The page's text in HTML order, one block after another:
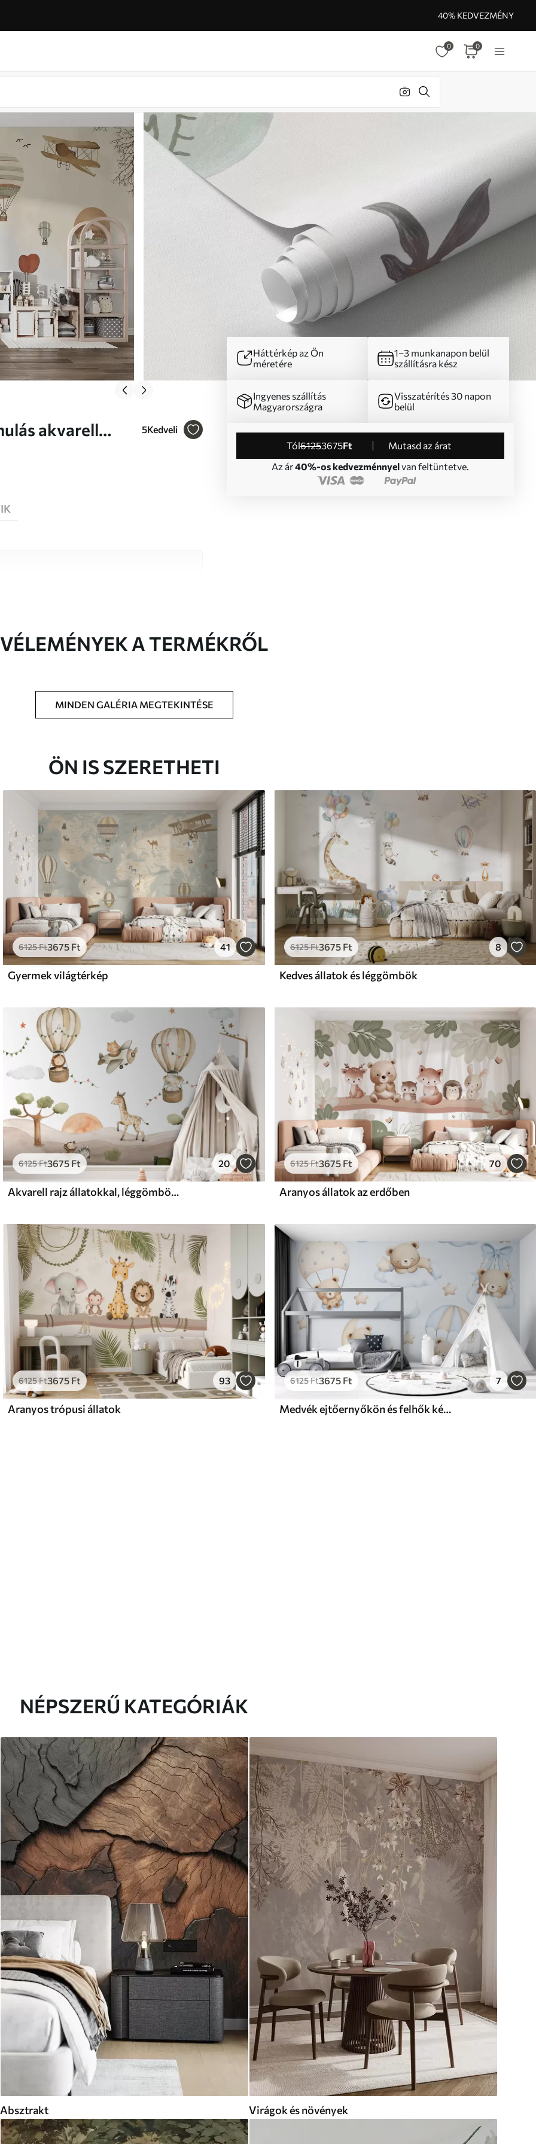
40% KEDVEZMÉNY
0 0
akvarell
5Kedveli
Háttérkép az Ön
méretére
1–3 munkanapon belül
szállításra kész
Ingyenes szállítás
Magyarországra
Visszatérítés 30 napon
belül
Tól61253675Ft
Mutasd az árat
Az ár40%-os kedvezménnyelvan feltüntetve.
méretben nyomtatjuk ki, és legfeljebb 50
9499Ft/m²
and Stick
13600Ft/m²
VÉLEMÉNYEK A TERMÉKRŐL
MINDEN GALÉRIA MEGTEKINTÉSE
ÖN IS SZERETHETI
6125Ft3675 Ft 41
Gyermek világtérkép
6125Ft3675 Ft 8
Kedves állatok és léggömbök
6125Ft3675 Ft 20
Akvarell rajz állatokkal, léggömbökkel, repülővel és autóval
6125Ft3675 Ft 70
Aranyos állatok az erdőben
6125Ft3675 Ft 93
Aranyos trópusi állatok
6125Ft3675 Ft 7
Medvék ejtőernyőkön és felhők kék háttéren
NÉPSZERŰ KATEGÓRIÁK
Absztrakt Virágok és növények